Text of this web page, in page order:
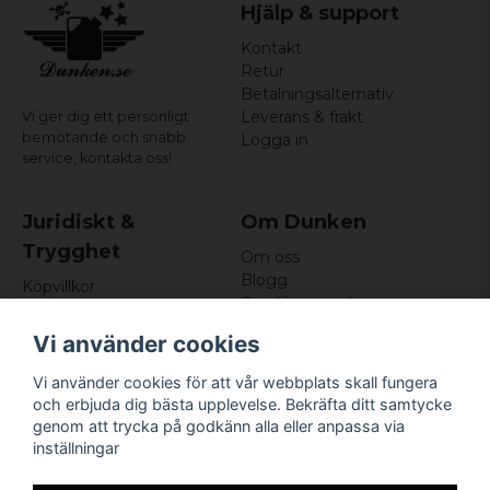
Vi ger dig ett personligt
bemötande och snabb
service, kontakta oss!
Hjälp & support
Kontakt
Retur
Betalningsalternativ
Leverans & frakt
Logga in
Juridiskt &
Trygghet
Köpvillkor
Om cookies
Om Dunken
Om oss
Blogg
Omdömen och
Nyhetsbrev
Kundklubb
Företagsuppgifter
Odd Sailor AB
Hamnplan 8, 29495
Sölvesborg
Vi använder cookies
Vi använder cookies för att vår webbplats skall fungera
och erbjuda dig bästa upplevelse. Bekräfta ditt samtycke
genom att trycka på godkänn alla eller anpassa via
inställningar